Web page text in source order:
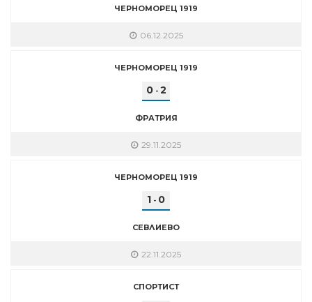
ЧЕРНОМОРЕЦ 1919
06.12.2025
ЧЕРНОМОРЕЦ 1919
0- 2
ФРАТРИЯ
29.11.2025
ЧЕРНОМОРЕЦ 1919
1 - 0
СЕВЛИЕВО
22.11.2025
СПОРТИСТ